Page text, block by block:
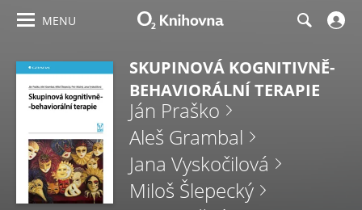
MENU
SKUPINOVÁ KOGNITIVNĚ-
BEHAVIORÁLNÍ TERAPIE
Ján Praško
Aleš Grambal
Jana Vyskočilová
Miloš Šlepecký